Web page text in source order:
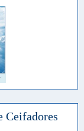
Ceifadores